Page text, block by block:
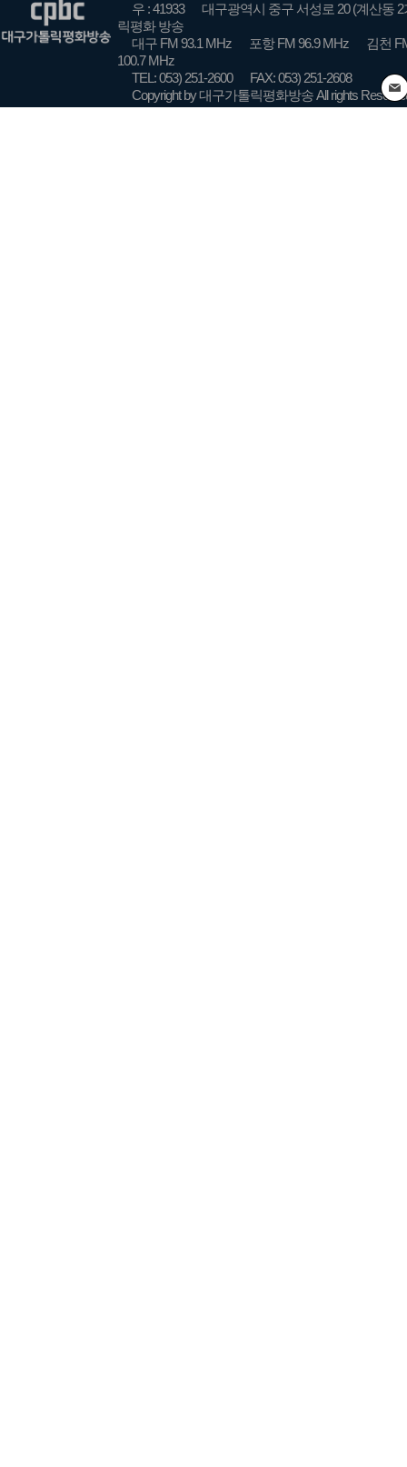
우 : 41933
대구광역시 중구 서성로 20 (계산동 2
릭평화 방송
대구 FM 93.1 MHz
포항 FM 96.9 MHz
김천
100.7 MHz
TEL: 053) 251-2600
FAX: 053) 251-2608
Copyright by 대구가톨릭평화방송 All rights